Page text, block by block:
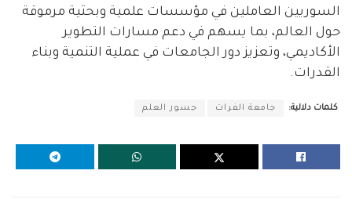
السوريين العاملين في مؤسسات علمية وبحثية مرموقة
حول العالم، بما يسهم في دعم مسارات التطوير
الأكاديمي، وتعزيز دور الجامعات في عملية التنمية وبناء
القدرات.
كلمات دلالية: جامعة الفرات جسور العلم